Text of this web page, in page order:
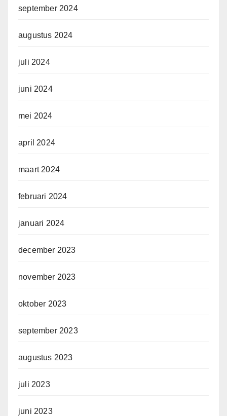
september 2024
augustus 2024
juli 2024
juni 2024
mei 2024
april 2024
maart 2024
februari 2024
januari 2024
december 2023
november 2023
oktober 2023
september 2023
augustus 2023
juli 2023
juni 2023